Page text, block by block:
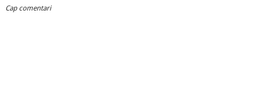
Cap comentari